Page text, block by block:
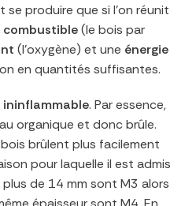
produire que si l’on réunit
combustible(le bois par
(l’oxygène) et une énergie
en quantités suffisantes.
ininflammable. Par essence,
organique et donc brûle.
brûlent plus facilement
pour laquelle il est admis
de 14 mm sont M3 alors